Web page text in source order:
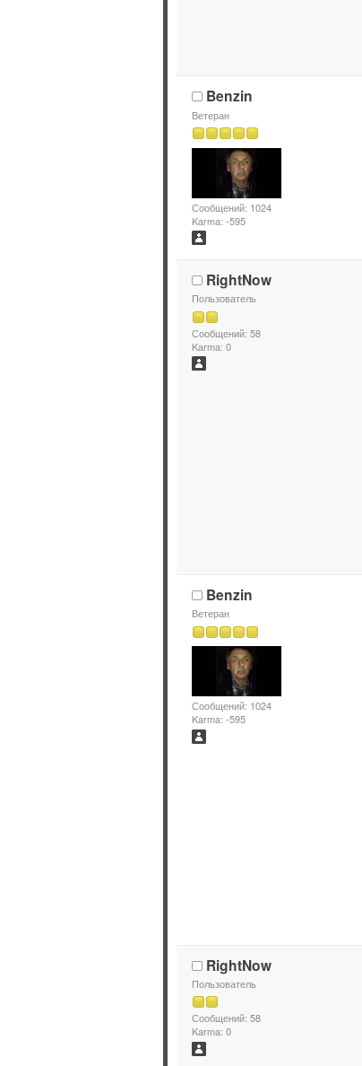
Benzin
Ветеран
Сообщений: 1024
Karma: -595
RightNow
Пользователь
Сообщений: 58
Karma: 0
Benzin
Ветеран
Сообщений: 1024
Karma: -595
RightNow
Пользователь
Сообщений: 58
Karma: 0